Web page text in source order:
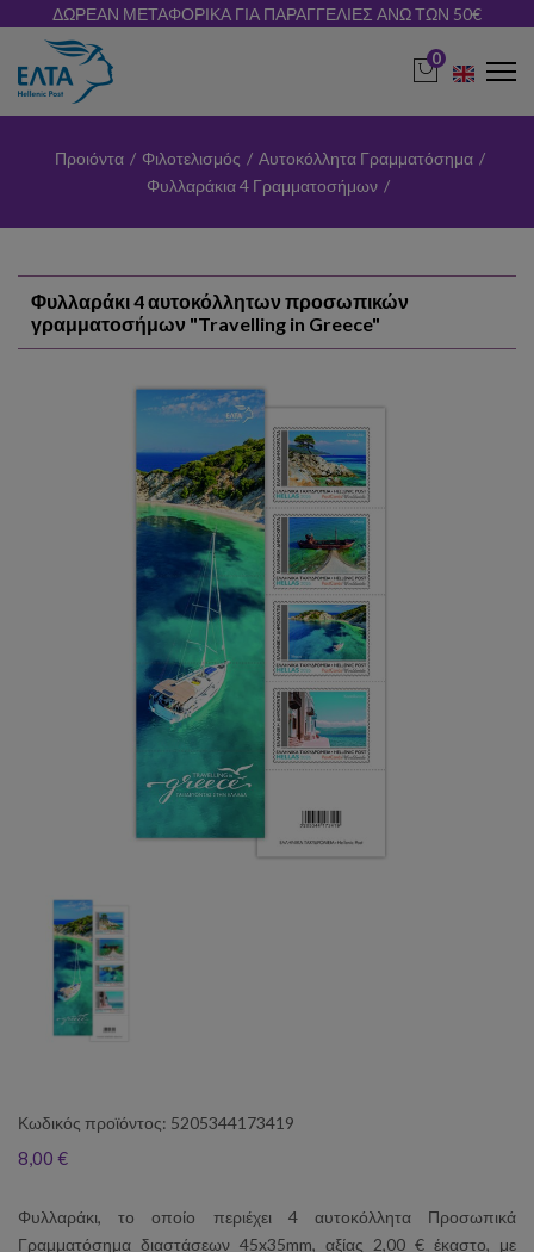
ΔΩΡΕΑΝ ΜΕΤΑΦΟΡΙΚΑ ΓΙΑ ΠΑΡΑΓΓΕΛΙΕΣ ΑΝΩ ΤΩΝ 50€
0
Προιόντα / Φιλοτελισμός / Αυτοκόλλητα Γραμματόσημα /
Φυλλαράκια 4 Γραμματοσήμων /
Φυλλαράκι 4 αυτοκόλλητων προσωπικών
γραμματοσήμων "Travelling in Greece"
Κωδικός προϊόντος: 5205344173419
8,00 €
Φυλλαράκι, το οποίο περιέχει 4 αυτοκόλλητα Προσωπικά
Γραμματόσημα διαστάσεων 45x35mm, αξίας 2,00 € έκαστο, με